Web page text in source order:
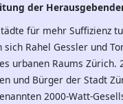
der
für mehr Suffizienz
sich Rahel Gessler und
urbanen Raums Zürich.
und Bürger der Stadt
2000-Watt-